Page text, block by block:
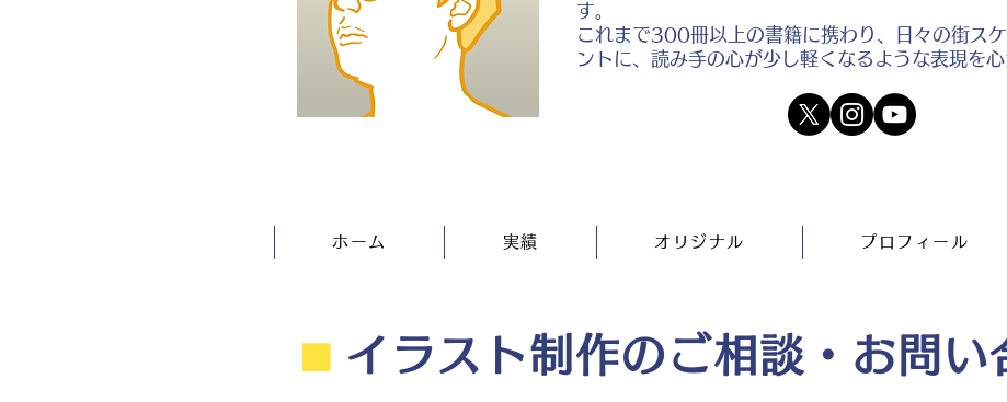
す。
これまで300冊以上の書籍に携わり、日々の街ス
ントに、読み手の心が少し軽くなるような表現を心
ホーム 実績 オリジナル プロフィール
⬛︎ イラスト制作のご相談・お問い